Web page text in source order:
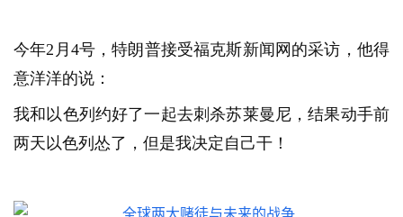
今年2月4号，特朗普接受福克斯新闻网的采访，他得
意洋洋的说：
我和以色列约好了一起去刺杀苏莱曼尼，结果动手前
两天以色列怂了，但是我决定自己干！